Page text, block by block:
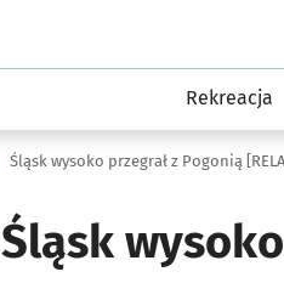
Rekreacja
Śląsk wysoko przegrał z Pogonią
Śląsk wysoko